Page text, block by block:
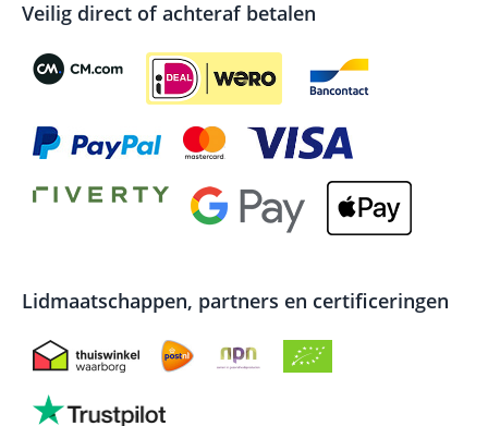
Veilig direct of achteraf betalen
Lidmaatschappen, partners en certificeringen